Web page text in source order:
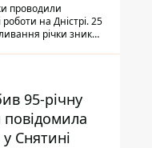
проводили
на Дністрі. 25
річки зник
95-річну
повідомила
Снятині